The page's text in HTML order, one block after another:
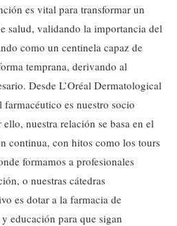
es vital para transformar un
salud, validando la importancia del
como un centinela capaz de
temprana, derivando al
Desde L’Oréal Dermatological
es nuestro socio
nuestra relación se basa en el
continua, con hitos como los tours
formamos a profesionales
o nuestras cátedras
es dotar a la farmacia de
educación para que sigan